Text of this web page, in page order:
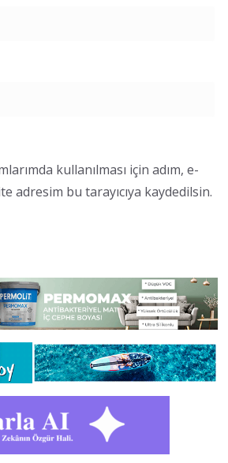
kullanılması için adım, e-
adresim bu tarayıcıya kaydedilsin.